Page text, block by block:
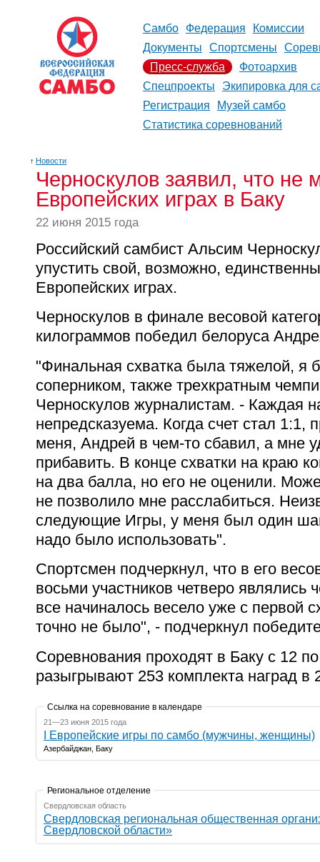
Самбо Федерация
Комиссии
Документы
Спортсмены
Пресс-служба
Фотоархив
Спецпроекты
Экипировка для
Регистрация
Музей самбо
Статистика соревнований
↑ Новости
Черноскулов заявил, что не
Европейских играх в Баку
22 июня 2015 года
Российский самбист Альсим
упустить свой, возможно,
Европейских играх.
Черноскулов в финале весовой
килограммов победил белоруса
"Финальная схватка была тяжелой, я
соперником, также трехкратным
Черноскулов журналистам. - Каждая
непредсказуема. Когда счет стал
меня, Андрей в чем-то сбавил, а мне
прибавить. В конце схватки на краю
на два балла, но его не оценили.
не позволило мне расслабиться.
следующие Игры, у меня был один
надо было использовать".
Спортсмен подчеркнул, что в его
восьми участников четверо
все начиналось весело уже с первой
точно не было", - подчеркнул
Соревнования проходят в Баку с 12
разыгрывают 253 комплекта наград в
Ссылка на соревнование в календаре
21—23 июня 2015 года
I Европейские игры по самбо (мужчины, женщины)
Азербайджан, Баку
Региональное отделение
Свердловская область
Свердловская региональная общественная
Свердловской области»